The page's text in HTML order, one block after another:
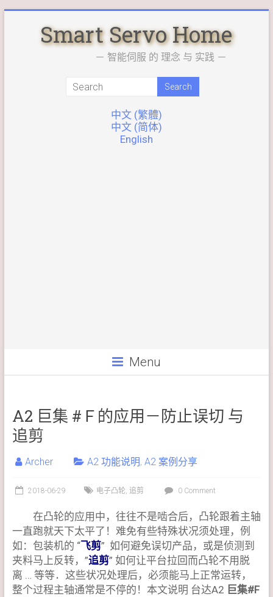
Smart Servo Home
－ 智能伺服 的 理念 与 实践 －
中文 (繁體)
中文 (简体)
English
Menu
A2 巨集 #Ｆ的应用－防止误切 与
追剪
Archer A2 功能说明, A2 案例分享
2018-06-29 电子凸轮, 追剪 0 Comment
在凸轮的应用中，往往不是啮合后，凸轮跟着主轴
一直跑就天下太平了！难免有些特殊状况须处理，例
如：包装机的 “飞剪” 如何避免误切产品，或是侦测到
夹料马上反转，”追剪” 如何让平台拉回而凸轮不用脱
离 … 等等．这些状况处理后，必须能马上正常运转，
整个过程主轴通常是不停的！本文说明 台达A2 巨集#F